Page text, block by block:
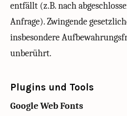
entfällt (z.B. nach
Anfrage). Zwingende
insbesondere
unberührt.
Plugins und Tools
Google Web Fonts